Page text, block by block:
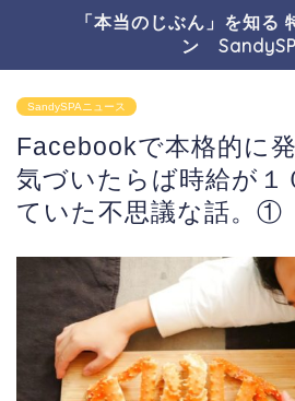
「本当のじぶん」を知る
ン
SandySPAニュース
Facebookで本格的に
気づいたらば時給が１
ていた不思議な話。①